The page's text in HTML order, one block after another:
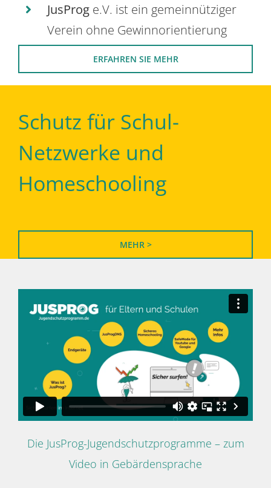
JusProg e.V. ist ein gemeinnütziger
Verein ohne Gewinnorientierung
ERFAHREN SIE MEHR
Schutz für Schul-
Netzwerke und
Homeschooling
MEHR >
Die JusProg-Jugendschutzprogramme – zum
Video in Gebärdensprache